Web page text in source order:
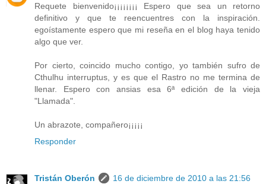
Requete bienvenido¡¡¡¡¡¡¡¡ Espero que sea un retorno
definitivo y que te reencuentres con la inspiración.
egoístamente espero que mi reseña en el blog haya tenido
algo que ver.
Por cierto, coincido mucho contigo, yo también sufro de
Cthulhu interruptus, y es que el Rastro no me termina de
llenar. Espero con ansias esa 6ª edición de la vieja
"Llamada".
Un abrazote, compañero¡¡¡¡¡
Responder
Tristán Oberón
16 de diciembre de 2010 a las 21:56